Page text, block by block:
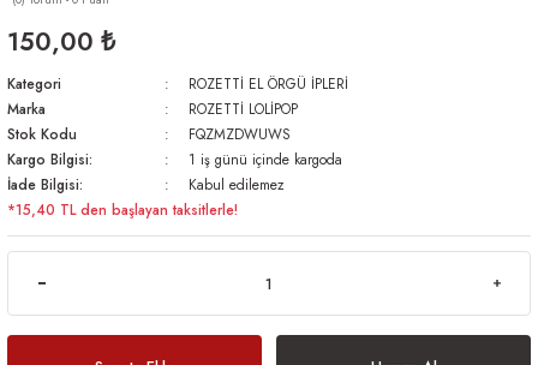
150,00 ₺
Kategori
ROZETTİ EL ÖRGÜ İPLERİ
Marka
ROZETTİ LOLİPOP
Stok Kodu
FQZMZDWUWS
Kargo Bilgisi:
1 iş günü içinde kargoda
İade Bilgisi:
Kabul edilemez
*15,40 TL den başlayan taksitlerle!